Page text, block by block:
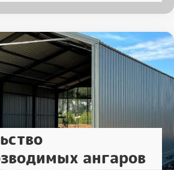
ангаров